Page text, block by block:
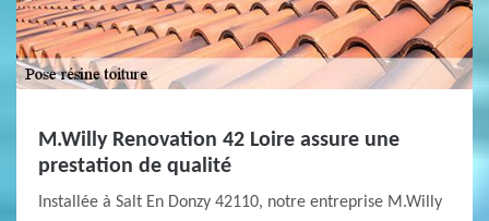
M.Willy Renovation 42 Loire assure une
prestation de qualité
Installée à Salt En Donzy 42110, notre entreprise M.Willy